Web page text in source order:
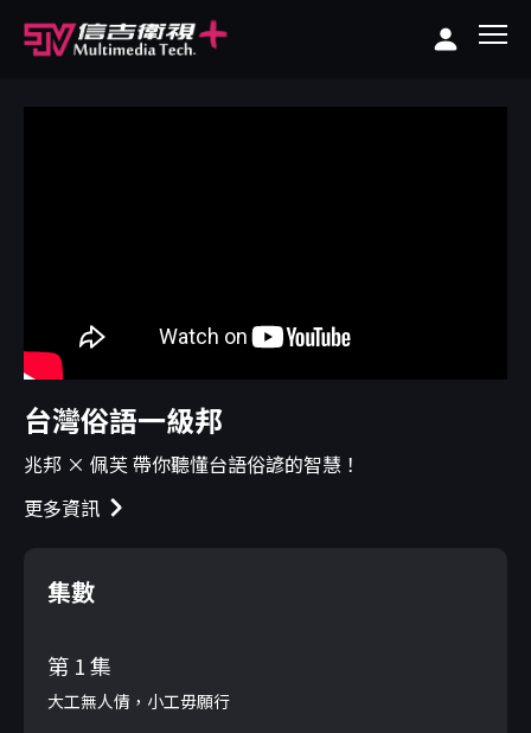
台灣俗語一級邦
兆邦 × 佩芙 帶你聽懂台語俗諺的智慧！
更多資訊
集數
第 1 集
大工無人倩，小工毋願行